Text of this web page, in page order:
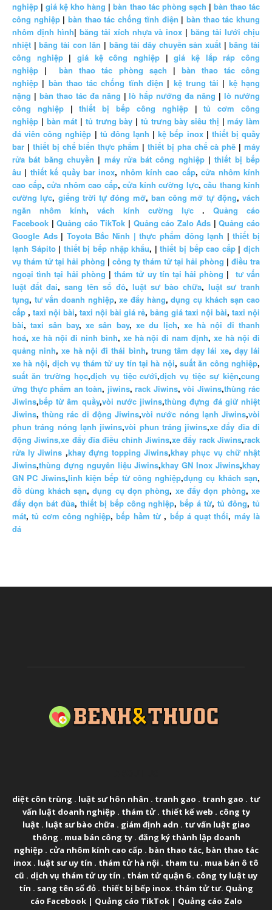
nghiệp |giá kệ kho hàng |bàn thao tác phòng sạch | bàn thao tác
công nghiệp|bàn thao tác chống tĩnh điện | bàn thao tác khung
nhôm định hình| băng tải xích nhựa và inox |băng tải lưới chịu
nhiệt |băng tải con lăn | băng tải dây chuyền sản xuất |băng tải
công nghiệp|giá kệ công nghiệp |giá kệ lắp ráp công
nghiệp |bàn thao tác phòng sạch | bàn thao tác công
nghiệp | bàn thao tác chống tĩnh điện | kệ trung tải | kệ hạng
nặng | bàn thao tác đa năng |lò hấp nướng đa năng |lò nướng
công nghiệp|thiết bị bếp công nghiệp|tủ cơm công
nghiệp | bàn mát | tủ trưng bày | tủ trưng bày siêu thị |máy làm
đá viên công nghiệp | tủ đông lạnh |kệ bếp inox| thiết bị quầy
bar | thiết bị chế biến thực phẩm | thiết bị pha chế cà phê | máy
rửa bát băng chuyền | máy rửa bát công nghiệp|thiết bị bếp
âu | thiết kế quầy bar inox, nhôm kính cao cấp,cửa nhôm kính
cao cấp, cửa nhôm cao cấp, cửa kính cường lực, cầu thang kính
cường lực, giếng trời tự đóng mở, ban công mở tự động, vách
ngăn nhôm kính, vách kính cường lực . Quảng cáo
Facebook |Quảng cáo TikTok | Quảng cáo Zalo Ads |Quảng cáo
Google Ads| Toyota Bắc Ninh | thực phẩm đông lạnh |thiết bị
lạnh Sápito | thiết bị bếp nhập khẩu, |thiết bị bếp cao cấp|dịch
vụ thám tử tại hải phòng | công ty thám tử tại hải phòng | điều tra
ngoại tình tại hải phòng |thám tử uy tín tại hải phòng | tư vấn
luật đất đai, sang tên sổ đỏ, luật sư bào chữa, luật sư tranh
tụng, tư vấn doanh nghiệp,xe đẩy hàng,dụng cụ khách sạn cao
cấp , taxi nội bài, taxi nội bài giá rẻ, bảng giá taxi nội bài, taxi nội
bài,taxi sân bay,xe sân bay,xe du lịch, xe hà nội đi thanh
hoá, xe hà nội đi ninh bình, xe hà nội đi nam định,xe hà nội đi
quảng ninh,xe hà nội đi thái bình, trung tâm dạy lái xe, dạy lái
xe hà nội,dịch vụ thám tử uy tín tại hà nội,suất ăn công nghiệp,
suất ăn trường học,dịch vụ tiệc cưới,dịch vụ tiệc sự kiện,cung
ứng thực phẩm an toàn, jiwins, rack Jiwins, vòi Jiwins,thùng rác
Jiwins,bếp từ âm quầy,vòi nước jiwins,thùng đựng đá giữ nhiệt
Jiwins,thùng rác di động Jiwins,vòi nước nóng lạnh Jiwins,vòi
phun tráng nóng lạnh jiwins,vòi phun tráng jiwins,xe đẩy đĩa di
động Jiwins,xe đẩy đĩa điều chỉnh Jiwins,xe đẩy rack Jiwins,rack
rửa ly Jiwins ,khay đựng topping Jiwins,khay phục vụ chữ nhật
Jiwins,thùng đựng nguyên liệu Jiwins,khay GN Inox Jiwins,khay
GN PC Jiwins,linh kiện bếp từ công nghiệp,dụng cụ khách sạn,
đồ dùng khách sạn,dụng cụ dọn phòng, xe đẩy dọn phòng,xe
đẩy dọn bát đũa, thiết bị bếp công nghiệp,bếp á từ,tủ đông,tủ
mát,tủ cơm công nghiệp,bếp hầm từ , bếp á quạt thổi, máy là
đá
diệt côn trùng . luật sư hôn nhân . tranh gao . tranh gao . tư
vấn luật doanh nghiệp . thám tử. thiết kế web . công ty
luật . luật sư bào chữa . giám định adn . tư vấn luật giao
thông . mua bán công ty. đăng ký thành lập doanh
nghiệp . cửa nhôm kính cao cấp . bàn thao tác, bàn thao tác
inox . luật sư uy tín . thám tử hà nội . tham tu . mua bán ô tô
cũ . dịch vụ thám tử uy tín . thám tử quận 6. công ty luật uy
tín . sang tên sổ đỏ . thiết bị bếp inox. thám tử tư. Quảng
cáo Facebook| Quảng cáo TikTok| Quảng cáo Zalo